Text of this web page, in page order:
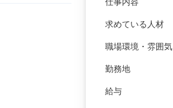
求めている人材
職場環境・雰囲気
勤務地
給与